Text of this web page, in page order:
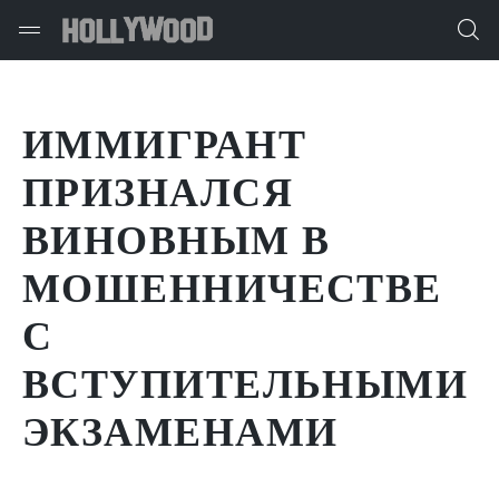
ИММИГРАНТ
ПРИЗНАЛСЯ
ВИНОВНЫМ В
МОШЕННИЧЕСТВЕ
С
ВСТУПИТЕЛЬНЫМИ
ЭКЗАМЕНАМИ